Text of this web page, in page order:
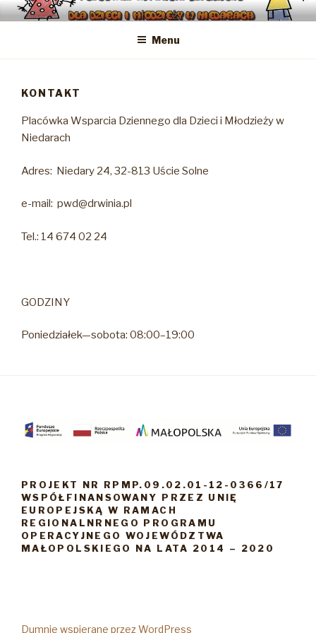
Przejdź
do
PLACÓWKA WSPARCIA
DZIENNEGO DLA DZIECI I
MŁODZIEŻY W NIEDARACH
Placówka Wsparcia Dziennego dla dzieci i młodzieży w Niedarach
Menu
KONTAKT
Placówka Wsparcia Dziennego dla Dzieci i Młodzieży w
Niedarach
Adres: Niedary 24, 32-813 Uście Solne
e-mail: pwd@drwinia.pl
Tel.: 14 674 02 24
GODZINY
Poniedziałek—sobota: 08:00–19:00
PROJEKT NR RPMP.09.02.01-12-0366/17
WSPÓŁFINANSOWANY PRZEZ UNIĘ
EUROPEJSKĄ W RAMACH
REGIONALNRNEGO PROGRAMU
OPERACYJNEGO WOJEWÓDZTWA
MAŁOPOLSKIEGO NA LATA 2014 – 2020
Dumnie wspierane przez WordPress